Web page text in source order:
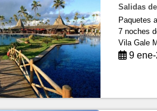
Salidas
Paquetes
7 noches
Vila Gale
9 ene-